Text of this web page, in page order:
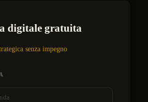
digitale gratuita
senza impegno